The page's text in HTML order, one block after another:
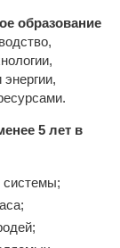
образование
5 лет в